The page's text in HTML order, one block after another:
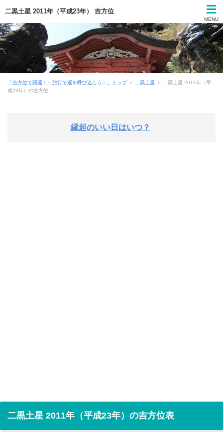
二黒土星 2011年（平成23年） 吉方位
MENU
「吉方位で開運！～旅行で運を呼び込もう～」トップ＞ 二黒土星 ＞ 二黒土星 2011年（平
成23年）の吉方位
縁起のいい日はいつ？
二黒土星 2011年（平成23年）の吉方位表